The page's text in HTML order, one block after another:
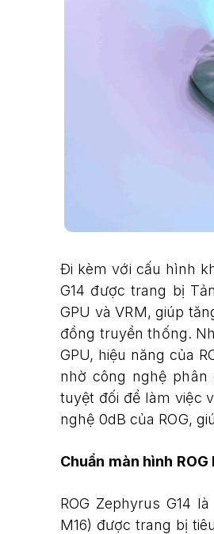
Đi kèm với cấu hình
G14 được trang bị
GPU và VRM, giúp
đồng truyền thống.
GPU, hiệu năng của
nhờ công nghệ phân
tuyệt đối để làm việc
nghệ 0dB của ROG,
Chuẩn màn hình
ROG Zephyrus G14
M16) được trang bị